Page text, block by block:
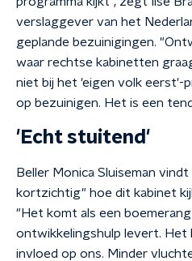
verslaggever van het
geplande bezuinigingen.
waar rechtse kabinetten
niet bij het 'eigen volk eerst'-
op bezuinigen. Het is een
'Echt stuitend'
Beller Monica Sluiseman
kortzichtig" hoe dit kabinet
"Het komt als een
ontwikkelingshulp levert.
invloed op ons. Minder